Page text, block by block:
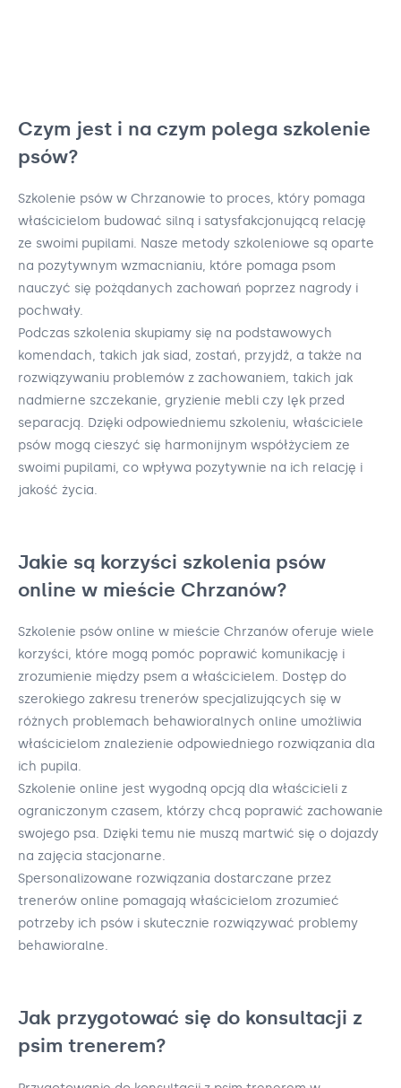
Czym jest i na czym polega szkolenie
psów?
Szkolenie psów w Chrzanowie to proces, który pomaga
właścicielom budować silną i satysfakcjonującą relację
ze swoimi pupilami. Nasze metody szkoleniowe są oparte
na pozytywnym wzmacnianiu, które pomaga psom
nauczyć się pożądanych zachowań poprzez nagrody i
pochwały.
Podczas szkolenia skupiamy się na podstawowych
komendach, takich jak siad, zostań, przyjdź, a także na
rozwiązywaniu problemów z zachowaniem, takich jak
nadmierne szczekanie, gryzienie mebli czy lęk przed
separacją. Dzięki odpowiedniemu szkoleniu, właściciele
psów mogą cieszyć się harmonijnym współżyciem ze
swoimi pupilami, co wpływa pozytywnie na ich relację i
jakość życia.
Jakie są korzyści szkolenia psów
online w mieście Chrzanów?
Szkolenie psów online w mieście Chrzanów oferuje wiele
korzyści, które mogą pomóc poprawić komunikację i
zrozumienie między psem a właścicielem. Dostęp do
szerokiego zakresu trenerów specjalizujących się w
różnych problemach behawioralnych online umożliwia
właścicielom znalezienie odpowiedniego rozwiązania dla
ich pupila.
Szkolenie online jest wygodną opcją dla właścicieli z
ograniczonym czasem, którzy chcą poprawić zachowanie
swojego psa. Dzięki temu nie muszą martwić się o dojazdy
na zajęcia stacjonarne.
Spersonalizowane rozwiązania dostarczane przez
trenerów online pomagają właścicielom zrozumieć
potrzeby ich psów i skutecznie rozwiązywać problemy
behawioralne.
Jak przygotować się do konsultacji z
psim trenerem?